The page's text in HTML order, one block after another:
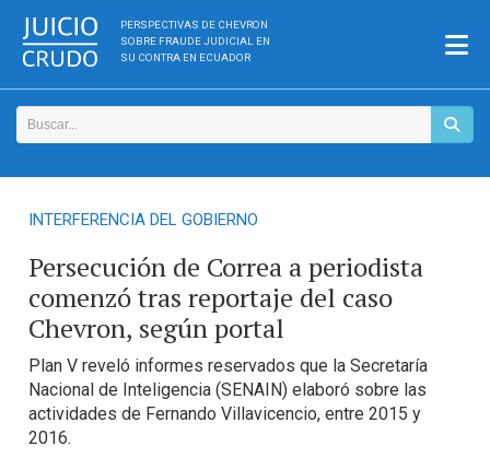
PERSPECTIVAS DE CHEVRON
SOBRE FRAUDE JUDICIAL EN
SU CONTRA EN ECUADOR
INTERFERENCIA DEL GOBIERNO
Persecución de Correa a periodista
comenzó tras reportaje del caso
Chevron, según portal
Plan V reveló informes reservados que la Secretaría
Nacional de Inteligencia (SENAIN) elaboró sobre las
actividades de Fernando Villavicencio, entre 2015 y
2016.